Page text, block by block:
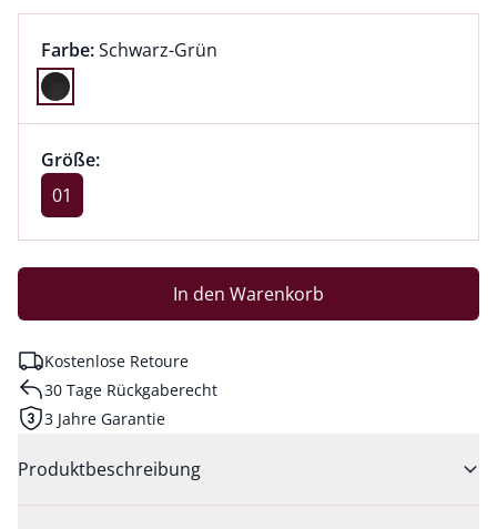
Farbauswahl:
Farbe:aktuell ausgewählt:
Schwarz-Grün
Farbe Schwarz-Grün ausgewählt
Größenauswahl:
Größe:
Größe 01 ausgewählt
01
In den Warenkorb
Kostenlose Retoure
30 Tage Rückgaberecht
3 Jahre Garantie
Produktbeschreibung